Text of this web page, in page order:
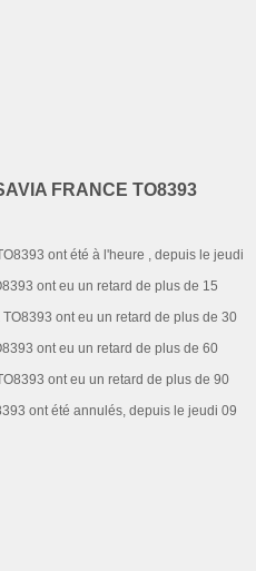
FRANCE TO8393
ont été à l'heure , depuis le jeudi
ont eu un retard de plus de 15
ont eu un retard de plus de 30
ont eu un retard de plus de 60
ont eu un retard de plus de 90
ont été annulés, depuis le jeudi 09